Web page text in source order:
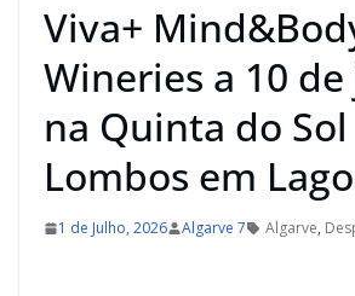
Viva+
Wineries a 10
na Quinta do Sol
Lombos em
1 de Julho, 2026 Algarve 7 Algarve,